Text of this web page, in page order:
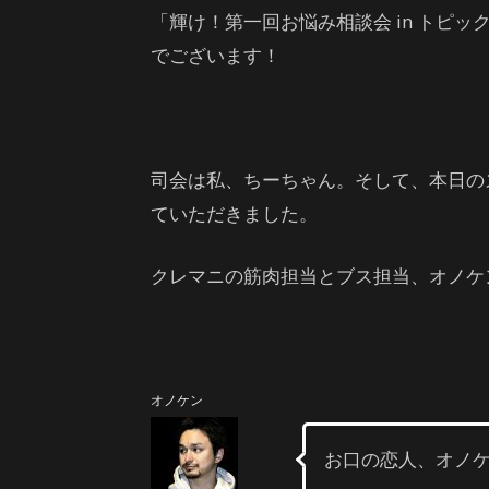
「輝け！第一回お悩み相談会 in トピ
でございます！
司会は私、ちーちゃん。そして、本日
ていただきました。
クレマニの筋肉担当とブス担当、オノ
オノケン
お口の恋人、オノ